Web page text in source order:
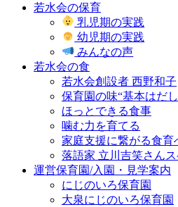
若水会の保育
乳児期の実践
幼児期の実践
みんなの声
若水会の食
若水会創設者 西野和子
保育園の味“基本はだ
ほっとできる食事
噛む力を育てる
家庭支援に繋がる食育
落語家 立川吉笑さん
運営保育園/入園・見学案内
にじのいろ保育園
大泉にじのいろ保育園